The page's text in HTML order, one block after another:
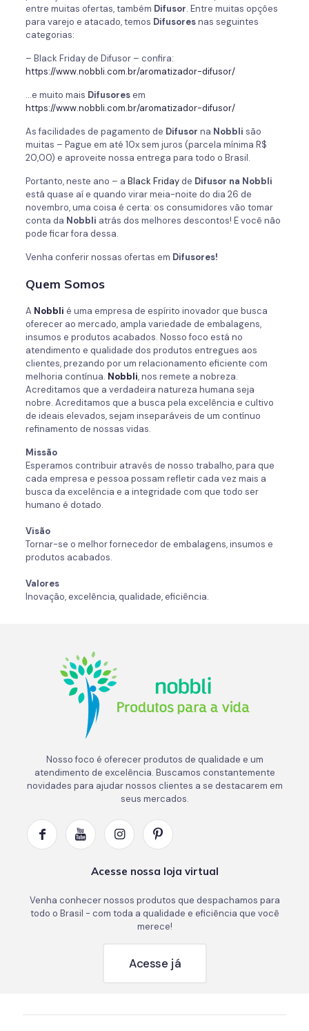
entre muitas ofertas, também Difusor. Entre muitas opções
para varejo e atacado, temos Difusoresnas seguintes
categorias:
– Black Friday de Difusor – confira:
https://www.nobbli.com.br/aromatizador-difusor/
…e muito mais Difusoresem
https://www.nobbli.com.br/aromatizador-difusor/
As facilidades de pagamento de Difusor na Nobbli são
muitas – Pague em até 10x sem juros (parcela mínima R$
20,00) e aproveite nossa entrega para todo o Brasil.
Portanto, neste ano – a Black Fridayde Difusor na Nobbli
está quase aí e quando virar meia-noite do dia 26 de
novembro, uma coisa é certa: os consumidores vão tomar
conta da Nobbli atrás dos melhores descontos! E você não
pode ficar fora dessa.
Venha conferir nossas ofertas em Difusores!
Quem Somos
A Nobbli é uma empresa de espírito inovador que busca
oferecer ao mercado, ampla variedade de embalagens,
insumos e produtos acabados. Nosso foco está no
atendimento e qualidade dos produtos entregues aos
clientes, prezando por um relacionamento eficiente com
melhoria contínua. Nobbli, nos remete a nobreza.
Acreditamos que a verdadeira natureza humana seja
nobre. Acreditamos que a busca pela excelência e cultivo
de ideais elevados, sejam inseparáveis de um contínuo
refinamento de nossas vidas.
Missão
Esperamos contribuir através de nosso trabalho, para que
cada empresa e pessoa possam refletir cada vez mais a
busca da excelência e a integridade com que todo ser
humano é dotado.
Visão
Tornar-se o melhor fornecedor de embalagens, insumos e
produtos acabados.
Valores
Inovação, excelência, qualidade, eficiência.
Nosso foco é oferecer produtos de qualidade e um
atendimento de excelência. Buscamos constantemente
novidades para ajudar nossos clientes a se destacarem em
seus mercados.
Acesse nossa loja virtual
Venha conhecer nossos produtos que despachamos para
todo o Brasil - com toda a qualidade e eficiência que você
merece!
Acesse já